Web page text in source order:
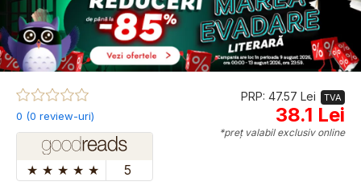
0 (0 review-uri)
★ ★ ★ ★ ★ 5
PRP: 47.57 Lei TVA
38.1 Lei
*preț valabil exclusiv online